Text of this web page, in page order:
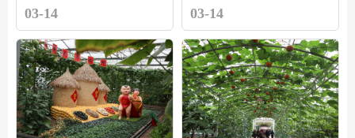
03-14 03-14